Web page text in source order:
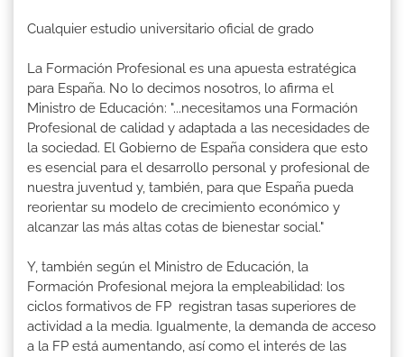
Cualquier estudio universitario oficial de grado
La Formación Profesional es una apuesta estratégica
para España. No lo decimos nosotros, lo afirma el
Ministro de Educación: "...necesitamos una Formación
Profesional de calidad y adaptada a las necesidades de
la sociedad. El Gobierno de España considera que esto
es esencial para el desarrollo personal y profesional de
nuestra juventud y, también, para que España pueda
reorientar su modelo de crecimiento económico y
alcanzar las más altas cotas de bienestar social."
Y, también según el Ministro de Educación, la
Formación Profesional mejora la empleabilidad: los
ciclos formativos de FP registran tasas superiores de
actividad a la media. Igualmente, la demanda de acceso
a la FP está aumentando, así como el interés de las